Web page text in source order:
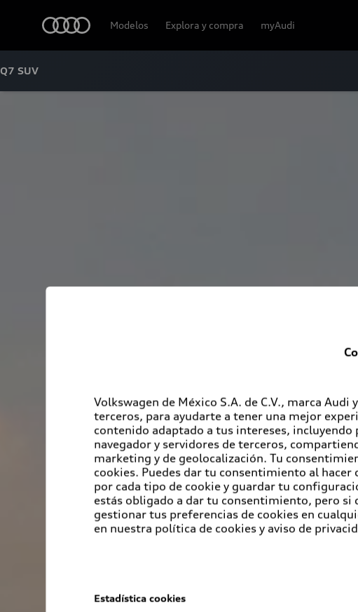
Modelos Explora y compra myAudi
Q7 SUV
Volkswagen de México S.A. de C.V., marca
terceros, para ayudarte a tener una mejor
contenido adaptado a tus intereses,
navegador y servidores de terceros,
marketing y de geolocalización. Tu
cookies. Puedes dar tu consentimiento al
por cada tipo de cookie y guardar tu
estás obligado a dar tu consentimiento, pero si
gestionar tus preferencias de cookies en
en nuestra política de cookies y aviso de
Estadística cookies